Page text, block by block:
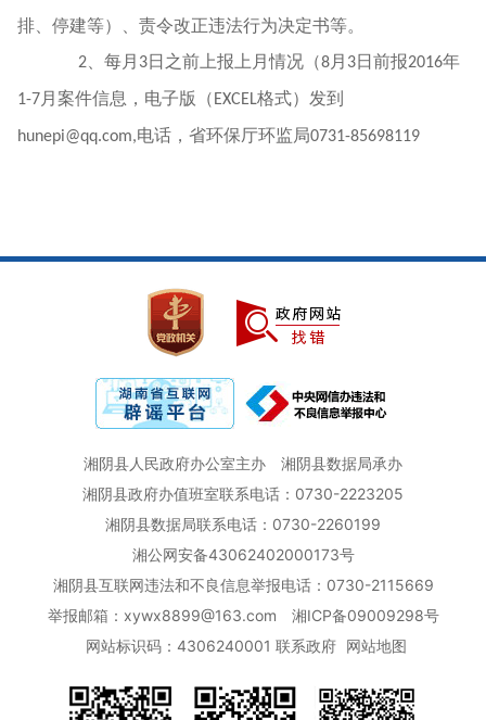
排、停建等）、责令改正违法行为决定书等。
2 、每月 3日之前上报上月情况（8月 3日前报2016年
1-7月案件信息，电子版（ EXCEL格式）发到
hunepi@qq.com,电话，省环保厅环监局0731-85698119
湘阴县人民政府办公室主办
湘阴县数据局承办
湘阴县政府办值班室联系电话：0730-2223205
湘阴县数据局联系电话：0730-2260199
湘公网安备43062402000173号
湘阴县互联网违法和不良信息举报电话：0730-2115669
举报邮箱：xywx8899@163.com
湘ICP备09009298号
网站标识码：4306240001 联系政府 网站地图